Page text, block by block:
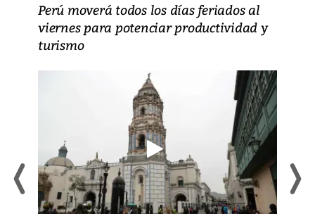
Perú moverá todos los días feriados al
viernes para potenciar productividad y
turismo